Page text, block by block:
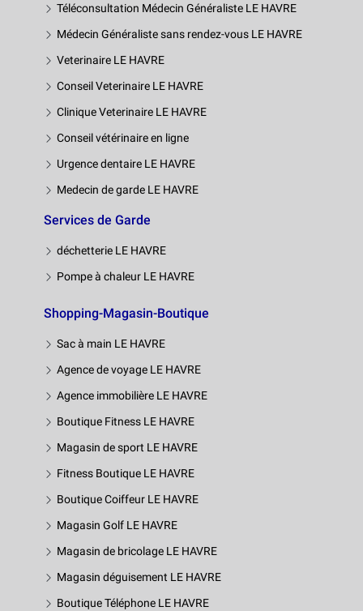
Téléconsultation Médecin Généraliste LE HAVRE
Médecin Généraliste sans rendez-vous LE HAVRE
Veterinaire LE HAVRE
Conseil Veterinaire LE HAVRE
Clinique Veterinaire LE HAVRE
Conseil vétérinaire en ligne
Urgence dentaire LE HAVRE
Medecin de garde LE HAVRE
Services de Garde
déchetterie LE HAVRE
Pompe à chaleur LE HAVRE
Shopping-Magasin-Boutique
Sac à main LE HAVRE
Agence de voyage LE HAVRE
Agence immobilière LE HAVRE
Boutique Fitness LE HAVRE
Magasin de sport LE HAVRE
Fitness Boutique LE HAVRE
Boutique Coiffeur LE HAVRE
Magasin Golf LE HAVRE
Magasin de bricolage LE HAVRE
Magasin déguisement LE HAVRE
Boutique Téléphone LE HAVRE